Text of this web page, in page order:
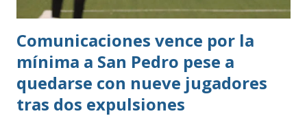
Comunicaciones vence por la
mínima a San Pedro pese a
quedarse con nueve jugadores
tras dos expulsiones